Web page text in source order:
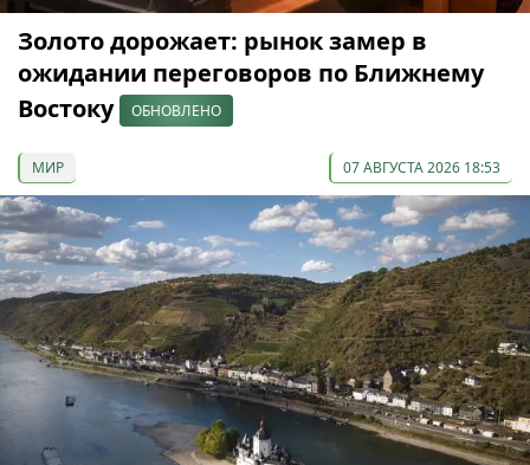
Золото дорожает: рынок замер в
ожидании переговоров по Ближнему
Востоку
ОБНОВЛЕНО
МИР 07 АВГУСТА 2026 18:53